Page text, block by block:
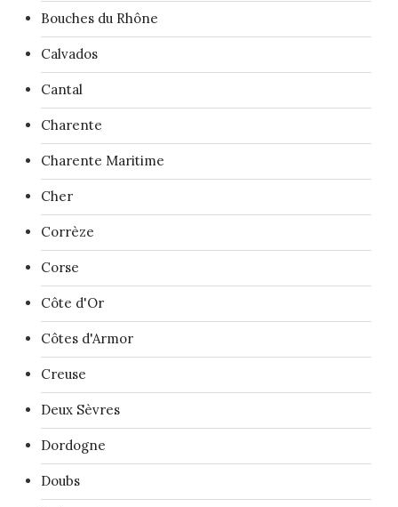
Bouches du Rhône
Calvados
Cantal
Charente
Charente Maritime
Cher
Corrèze
Corse
Côte d'Or
Côtes d'Armor
Creuse
Deux Sèvres
Dordogne
Doubs